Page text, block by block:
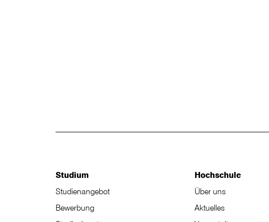
Studium
Studienangebot
Bewerbung
Hochschule
Über uns
Aktuelles